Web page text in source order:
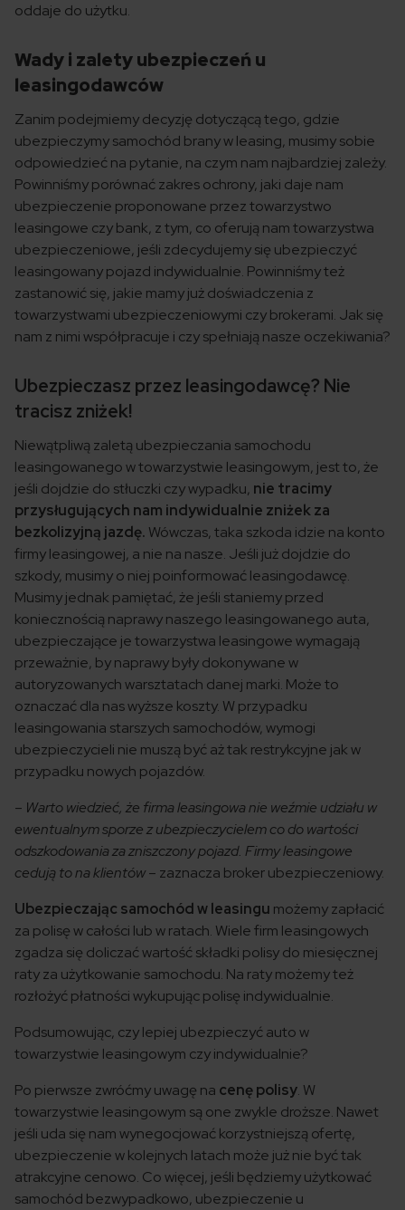
oddaje do użytku.
Wady i zalety ubezpieczeń u
leasingodawców
Zanim podejmiemy decyzję dotyczącą tego, gdzie
ubezpieczymy samochód brany w leasing, musimy sobie
odpowiedzieć na pytanie, na czym nam najbardziej zależy.
Powinniśmy porównać zakres ochrony, jaki daje nam
ubezpieczenie proponowane przez towarzystwo
leasingowe czy bank, z tym, co oferują nam towarzystwa
ubezpieczeniowe, jeśli zdecydujemy się ubezpieczyć
leasingowany pojazd indywidualnie. Powinniśmy też
zastanowić się, jakie mamy już doświadczenia z
towarzystwami ubezpieczeniowymi czy brokerami. Jak się
nam z nimi współpracuje i czy spełniają nasze oczekiwania?
Ubezpieczasz przez leasingodawcę? Nie
tracisz zniżek!
Niewątpliwą zaletą ubezpieczania samochodu
leasingowanego w towarzystwie leasingowym, jest to, że
jeśli dojdzie do stłuczki czy wypadku, nie tracimy
przysługujących nam indywidualnie zniżek za
bezkolizyjną jazdę. Wówczas, taka szkoda idzie na konto
firmy leasingowej, a nie na nasze. Jeśli już dojdzie do
szkody, musimy o niej poinformować leasingodawcę.
Musimy jednak pamiętać, że jeśli staniemy przed
koniecznością naprawy naszego leasingowanego auta,
ubezpieczające je towarzystwa leasingowe wymagają
przeważnie, by naprawy były dokonywane w
autoryzowanych warsztatach danej marki. Może to
oznaczać dla nas wyższe koszty. W przypadku
leasingowania starszych samochodów, wymogi
ubezpieczycieli nie muszą być aż tak restrykcyjne jak w
przypadku nowych pojazdów.
– Warto wiedzieć, że firma leasingowa nie weźmie udziału w
ewentualnym sporze z ubezpieczycielem co do wartości
odszkodowania za zniszczony pojazd. Firmy leasingowe
cedują to na klientów– zaznacza broker ubezpieczeniowy.
Ubezpieczając samochód w leasingu możemy zapłacić
za polisę w całości lub w ratach. Wiele firm leasingowych
zgadza się doliczać wartość składki polisy do miesięcznej
raty za użytkowanie samochodu. Na raty możemy też
rozłożyć płatności wykupując polisę indywidualnie.
Podsumowując, czy lepiej ubezpieczyć auto w
towarzystwie leasingowym czy indywidualnie?
Po pierwsze zwróćmy uwagę na cenę polisy. W
towarzystwie leasingowym są one zwykle droższe. Nawet
jeśli uda się nam wynegocjować korzystniejszą ofertę,
ubezpieczenie w kolejnych latach może już nie być tak
atrakcyjne cenowo. Co więcej, jeśli będziemy użytkować
samochód bezwypadkowo, ubezpieczenie u